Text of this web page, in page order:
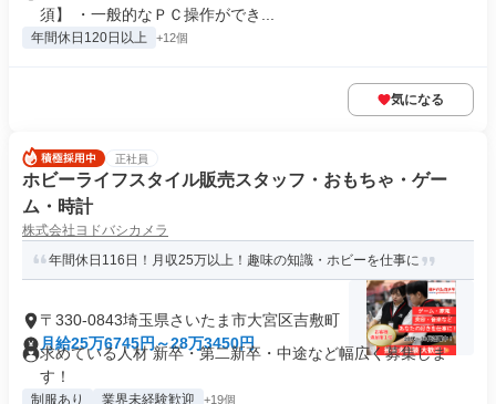
須】 ・一般的なＰＣ操作ができ...
年間休日120日以上 +12個
気になる
正社員
ホビーライフスタイル販売スタッフ・おもちゃ・ゲー
ム・時計
株式会社ヨドバシカメラ
年間休日116日！月収25万以上！趣味の知識・ホビーを仕事に
〒330-0843埼玉県さいたま市大宮区吉敷町
月給25万6745円～28万3450円
求めている人材 新卒・第二新卒・中途など幅広く募集しま
す！
制服あり 業界未経験歓迎 +19個